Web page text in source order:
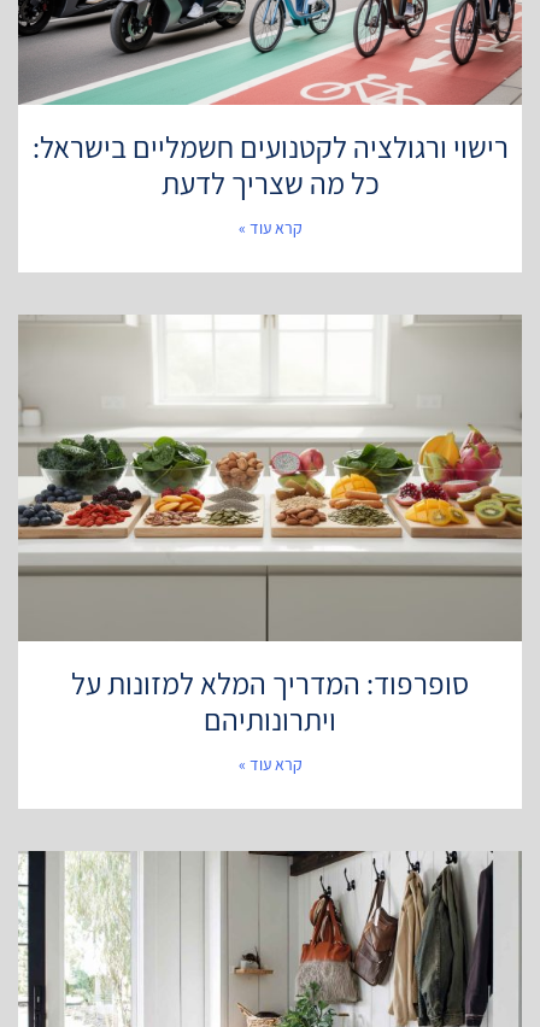
רישוי ורגולציה לקטנועים חשמליים בישראל:
כל מה שצריך לדעת
קרא עוד »
סופרפוד: המדריך המלא למזונות על
ויתרונותיהם
קרא עוד »